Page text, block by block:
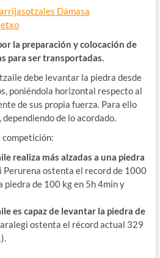
Dámasa
la preparación y colocación de
para ser transportadas.
debe levantar la piedra desde
poniéndola horizontal respecto al
de sus propia fuerza. Para ello
de lo acordado.
competición:
realiza más alzadas a una piedra
Perurena ostenta el record de 1000
piedra de 100 kg en 5h 4min y
es capaz de levantar la piedra de
ostenta el récord actual 329